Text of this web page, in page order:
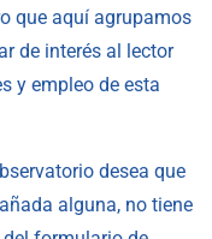
que aquí agrupamos
de interés al lector
y empleo de esta
desea que
alguna, no tiene